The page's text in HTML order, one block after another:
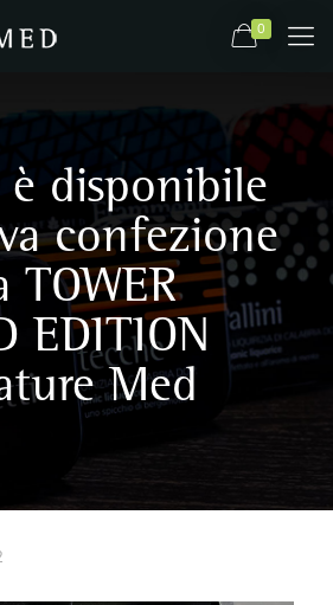
0
è disponibile
confezione
TOWER
EDITION
Med